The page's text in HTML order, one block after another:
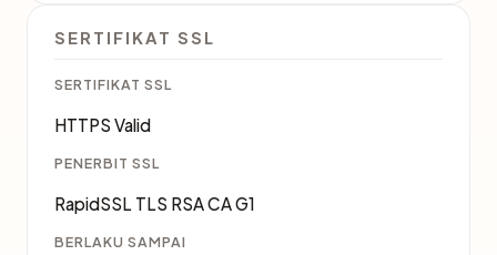
SERTIFIKAT SSL
SERTIFIKAT SSL
HTTPS Valid
PENERBIT SSL
RapidSSL TLS RSA CA G1
BERLAKU SAMPAI